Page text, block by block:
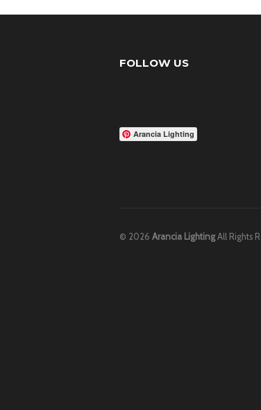
FOLLOW US
Arancia Lighting
© 2026 Arancia Lighting All Rights